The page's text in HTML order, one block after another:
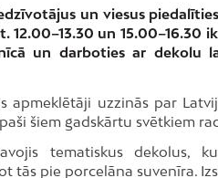
un viesus
12.00–13.30 un
un darboties ar dekolu
apmeklētāji uzzinās par
šiem gadskārtu svētkiem
tematiskus dekolus,
tās pie porcelāna suvenīra.